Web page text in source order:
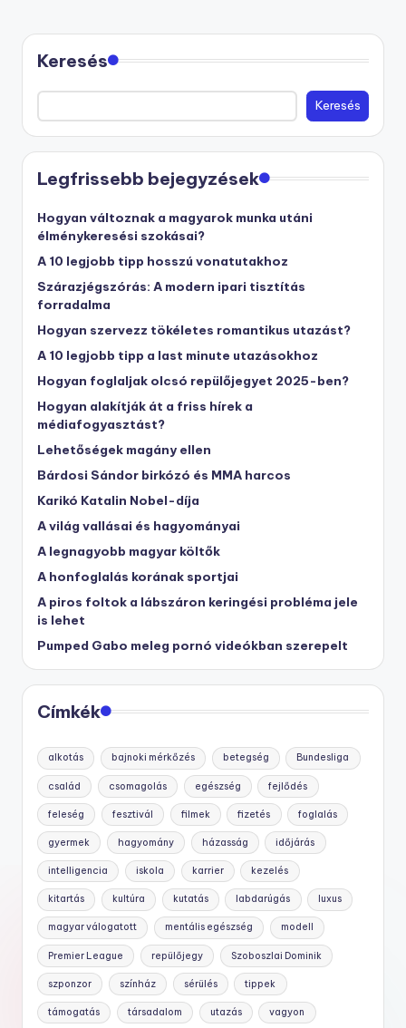
Keresés
Keresés
Legfrissebb bejegyzések
Hogyan változnak a magyarok munka utáni
élménykeresési szokásai?
A 10 legjobb tipp hosszú vonatutakhoz
Szárazjégszórás: A modern ipari tisztítás
forradalma
Hogyan szervezz tökéletes romantikus utazást?
A 10 legjobb tipp a last minute utazásokhoz
Hogyan foglaljak olcsó repülőjegyet 2025-ben?
Hogyan alakítják át a friss hírek a
médiafogyasztást?
Lehetőségek magány ellen
Bárdosi Sándor birkózó és MMA harcos
Karikó Katalin Nobel-díja
A világ vallásai és hagyományai
A legnagyobb magyar költők
A honfoglalás korának sportjai
A piros foltok a lábszáron keringési probléma jele
is lehet
Pumped Gabo meleg pornó videókban szerepelt
Címkék
alkotás bajnoki mérkőzés betegség Bundesliga
család csomagolás egészség fejlődés
feleség fesztivál filmek fizetés foglalás
gyermek hagyomány házasság időjárás
intelligencia iskola karrier kezelés
kitartás kultúra kutatás labdarúgás luxus
magyar válogatott mentális egészség modell
Premier League repülőjegy Szoboszlai Dominik
szponzor színház sérülés tippek
támogatás társadalom utazás vagyon